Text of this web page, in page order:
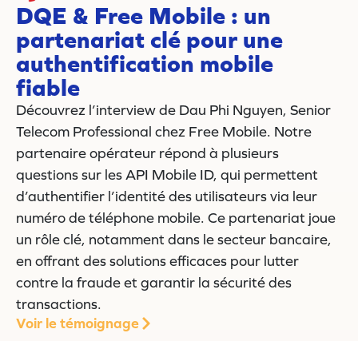
DQE & Free Mobile : un
partenariat clé pour une
authentification mobile
fiable
Découvrez l’interview de Dau Phi Nguyen, Senior
Telecom Professional chez Free Mobile. Notre
partenaire opérateur répond à plusieurs
questions sur les API Mobile ID, qui permettent
d’authentifier l’identité des utilisateurs via leur
numéro de téléphone mobile. Ce partenariat joue
un rôle clé, notamment dans le secteur bancaire,
en offrant des solutions efficaces pour lutter
contre la fraude et garantir la sécurité des
transactions.
Voir le témoignage